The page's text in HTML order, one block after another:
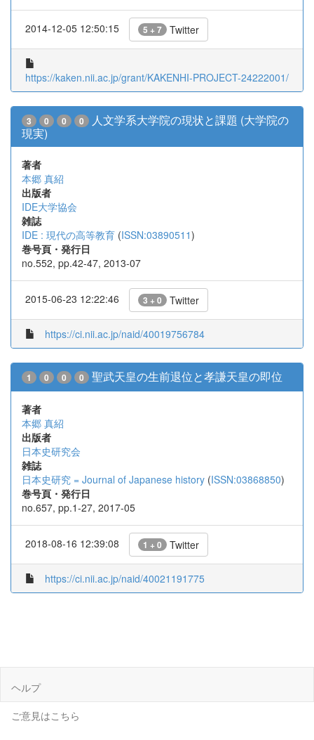
2014-12-05 12:50:15 5 + 7 Twitter
https://kaken.nii.ac.jp/grant/KAKENHI-PROJECT-24222001/
3 0 0 0
人文学系大学院の現状と課題 (大学院の
現実)
著者
本郷 真紹
出版者
IDE大学協会
雑誌
IDE : 現代の高等教育 (ISSN:03890511)
巻号頁・発行日
no.552, pp.42-47, 2013-07
2015-06-23 12:22:46 3 + 0 Twitter
https://ci.nii.ac.jp/naid/40019756784
1 0 0 0 聖武天皇の生前退位と孝謙天皇の即位
著者
本郷 真紹
出版者
日本史研究会
雑誌
日本史研究 = Journal of Japanese history (ISSN:03868850)
巻号頁・発行日
no.657, pp.1-27, 2017-05
2018-08-16 12:39:08 1 + 0 Twitter
https://ci.nii.ac.jp/naid/40021191775
ヘルプ
ご意見はこちら